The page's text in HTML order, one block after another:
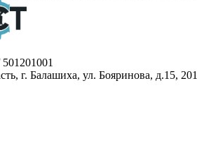
г. Балашиха, ул. Бояринова, д.15, 201